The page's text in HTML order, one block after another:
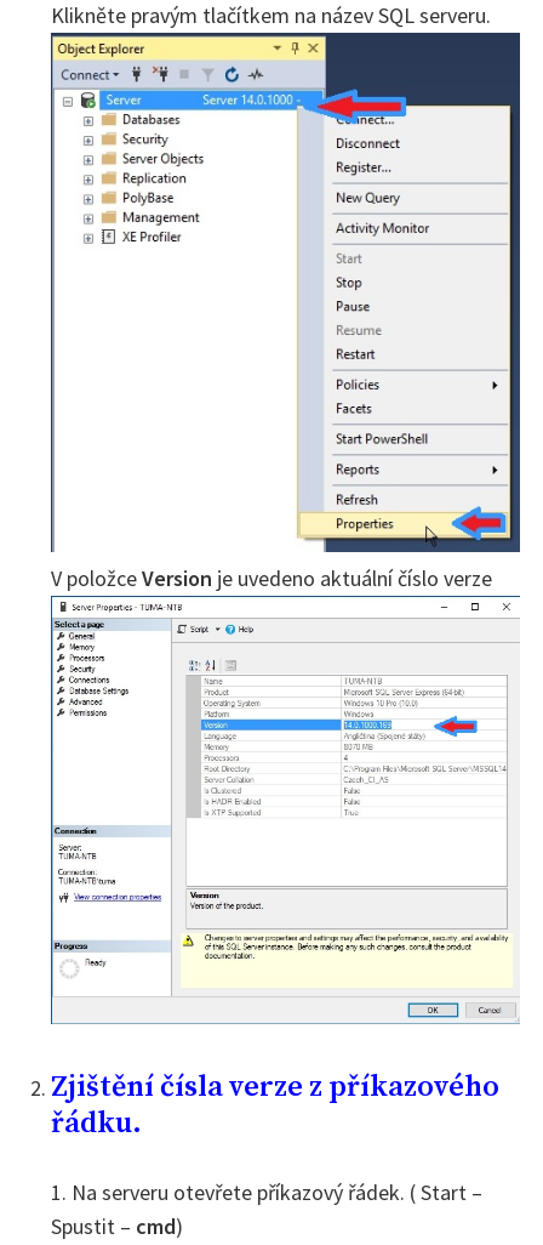
Klikněte pravým tlačítkem na název SQL serveru.
V položceVersion je uvedeno aktuální číslo verze
Zjištění čísla verze z příkazového
řádku.
1. Na serveru otevřete příkazový řádek. ( Start –
Spustit – cmd)